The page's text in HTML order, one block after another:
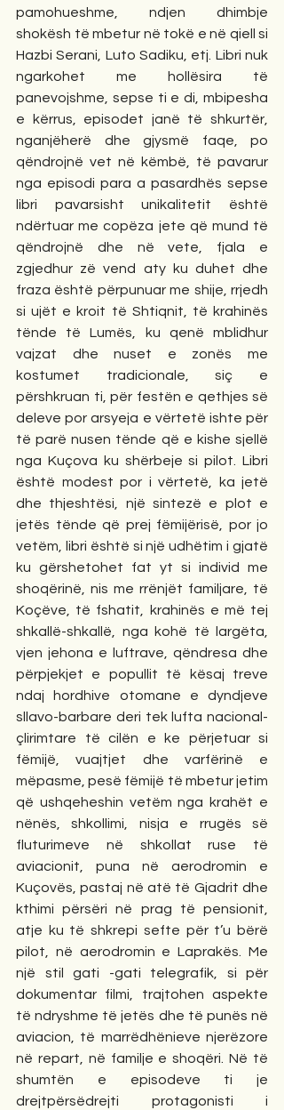
pamohueshme, ndjen dhimbje
shokësh të mbetur në tokë e në qiell si
Hazbi Serani, Luto Sadiku, etj. Libri nuk
ngarkohet me hollësira të
panevojshme, sepse ti e di, mbipesha
e kërrus, episodet janë të shkurtër,
nganjëherë dhe gjysmë faqe, po
qëndrojnë vet në këmbë, të pavarur
nga episodi para a pasardhës sepse
libri pavarsisht unikalitetit është
ndërtuar me copëza jete që mund të
qëndrojnë dhe në vete, fjala e
zgjedhur zë vend aty ku duhet dhe
fraza është përpunuar me shije, rrjedh
si ujët e kroit të Shtiqnit, të krahinës
tënde të Lumës, ku qenë mblidhur
vajzat dhe nuset e zonës me
kostumet tradicionale, siç e
përshkruan ti, për festën e qethjes së
deleve por arsyeja e vërtetë ishte për
të parë nusen tënde që e kishe sjellë
nga Kuçova ku shërbeje si pilot. Libri
është modest por i vërtetë, ka jetë
dhe thjeshtësi, një sintezë e plot e
jetës tënde që prej fëmijërisë, por jo
vetëm, libri është si një udhëtim i gjatë
ku gërshetohet fat yt si individ me
shoqërinë, nis me rrënjët familjare, të
Koçëve, të fshatit, krahinës e më tej
shkallë-shkallë, nga kohë të largëta,
vjen jehona e luftrave, qëndresa dhe
përpjekjet e popullit të kësaj treve
ndaj hordhive otomane e dyndjeve
sllavo-barbare deri tek lufta nacional-
çlirimtare të cilën e ke përjetuar si
fëmijë, vuajtjet dhe varfërinë e
mëpasme, pesë fëmijë të mbetur jetim
që ushqeheshin vetëm nga krahët e
nënës, shkollimi, nisja e rrugës së
fluturimeve në shkollat ruse të
aviacionit, puna në aerodromin e
Kuçovës, pastaj në atë të Gjadrit dhe
kthimi përsëri në prag të pensionit,
atje ku të shkrepi sefte për t’u bërë
pilot, në aerodromin e Laprakës. Me
një stil gati -gati telegrafik, si për
dokumentar filmi, trajtohen aspekte
të ndryshme të jetës dhe të punës në
aviacion, të marrëdhënieve njerëzore
në repart, në familje e shoqëri. Në të
shumtën e episodeve ti je
drejtpërsëdrejti protagonisti i